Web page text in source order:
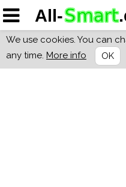
We use cookies. You can
any time. More info OK